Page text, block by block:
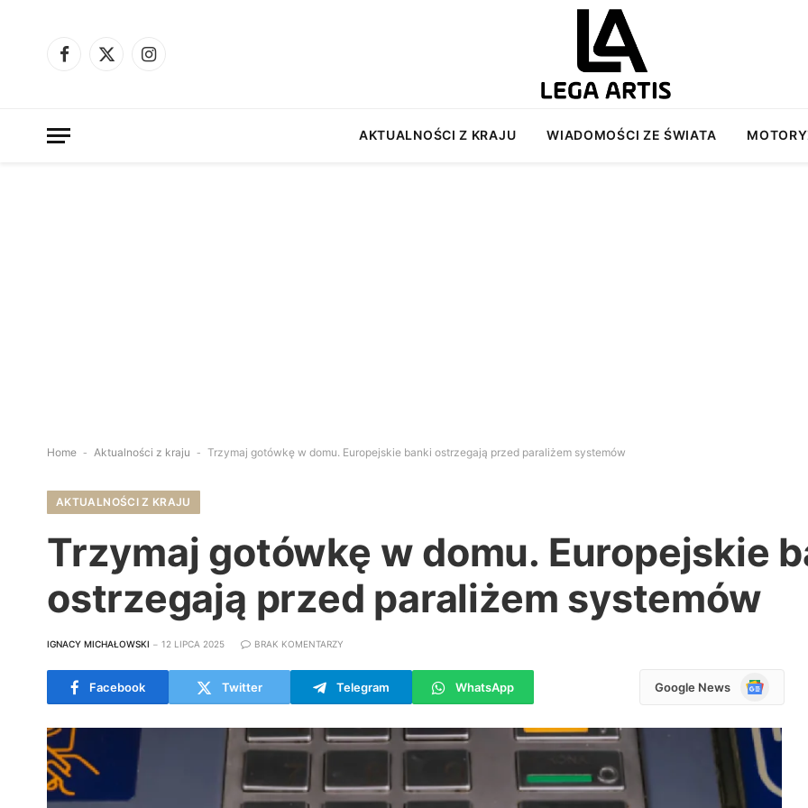
Facebook
X
Instagram
AKTUALNOŚCI Z KRAJU WIADOMOŚCI ZE ŚWIATA
Home - Aktualności z kraju - Trzymaj gotówkę w domu. Europejskie banki ostrzegają przed paraliżem systemów
AKTUALNOŚCI Z KRAJU
Trzymaj gotówkę w domu. Europejskie
ostrzegają przed paraliżem systemów
IGNACY MICHAŁOWSKI 12 LIPCA 2025 BRAK KOMENTARZY
Facebook Twitter Telegram WhatsApp Google News
Google